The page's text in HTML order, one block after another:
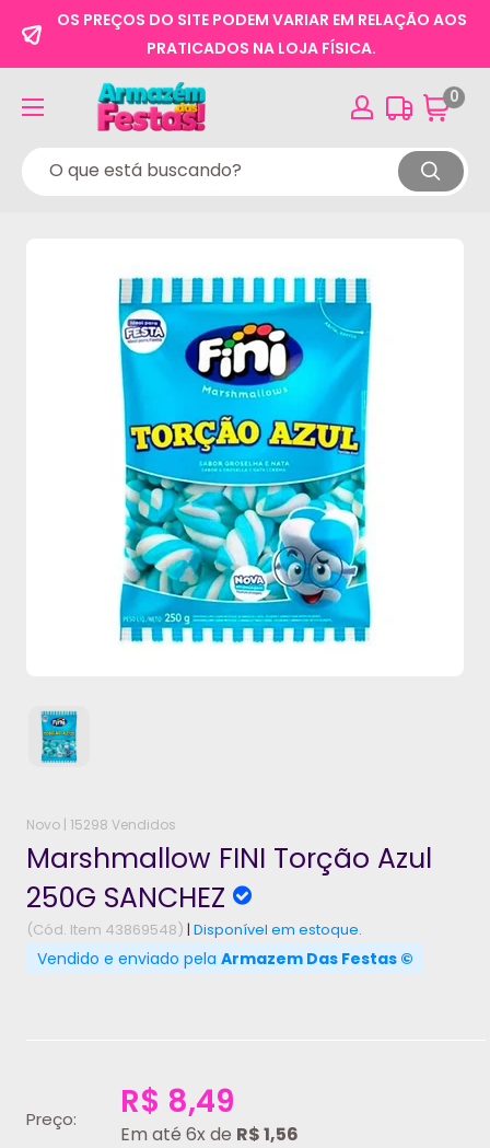
OS PREÇOS DO SITE PODEM VARIAR EM RELAÇÃO AOS
PRATICADOS NA LOJA FÍSICA.
0
Novo | 15298 Vendidos
Marshmallow FINI Torção Azul
250G SANCHEZ
(Cód. Item 43869548) | Disponível em estoque.
Vendido e enviado pela Armazem Das Festas ©
Preço: R$ 8,49
Em até 6x de R$ 1,56